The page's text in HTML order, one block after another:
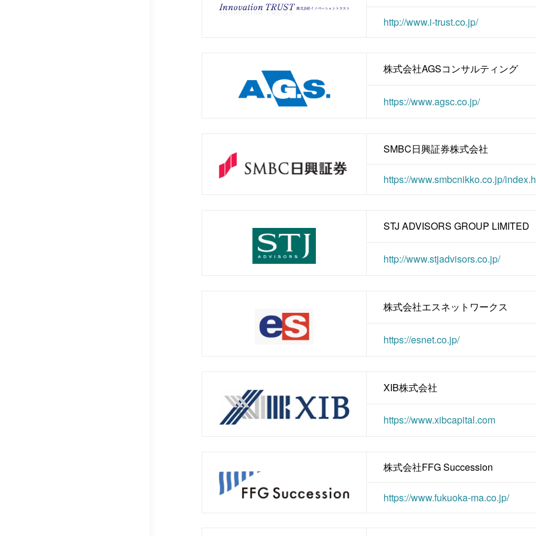
http://www.i-trust.co.jp/
株式会社AGSコンサルティング
https://www.agsc.co.jp/
SMBC日興証券株式会社
https://www.smbcnikko.co.jp/
STJ ADVISORS GROUP LIMITED
http://www.stjadvisors.co.jp/
株式会社エスネットワークス
https://esnet.co.jp/
XIB株式会社
https://www.xibcapital.com
株式会社FFG Succession
https://www.fukuoka-ma.co.jp/